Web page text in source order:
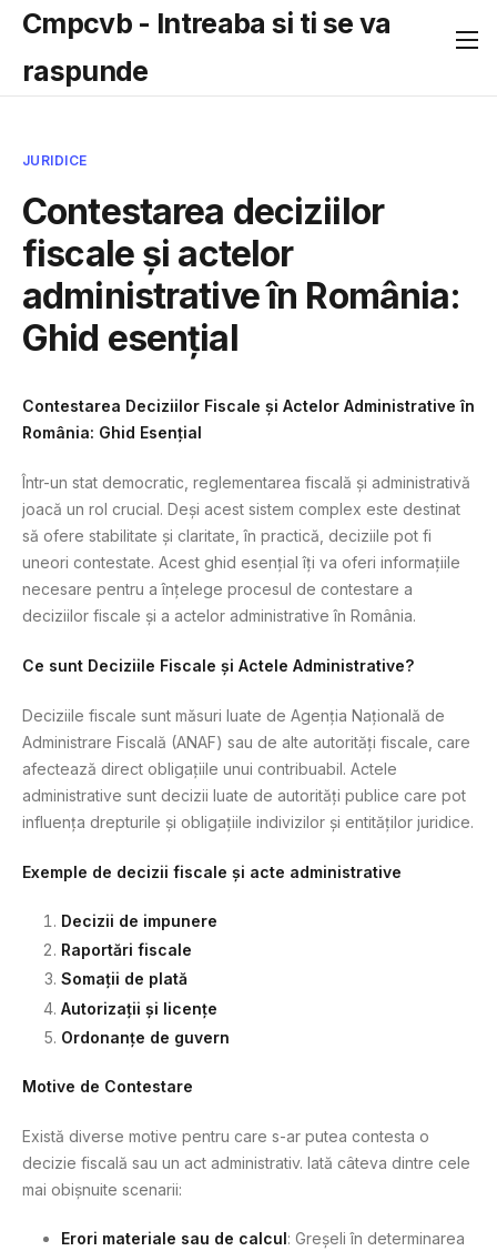
Cmpcvb - Intreaba si ti se va
raspunde
JURIDICE
Contestarea deciziilor
fiscale și actelor
administrative în România:
Ghid esențial
Contestarea Deciziilor Fiscale și Actelor Administrative în
România: Ghid Esențial
Într-un stat democratic, reglementarea fiscală și administrativă
joacă un rol crucial. Deși acest sistem complex este destinat
să ofere stabilitate și claritate, în practică, deciziile pot fi
uneori contestate. Acest ghid esențial îți va oferi informațiile
necesare pentru a înțelege procesul de contestare a
deciziilor fiscale și a actelor administrative în România.
Ce sunt Deciziile Fiscale și Actele Administrative?
Deciziile fiscale sunt măsuri luate de Agenția Națională de
Administrare Fiscală (ANAF) sau de alte autorități fiscale, care
afectează direct obligațiile unui contribuabil. Actele
administrative sunt decizii luate de autorități publice care pot
influența drepturile și obligațiile indivizilor și entităților juridice.
Exemple de decizii fiscale și acte administrative
Decizii de impunere
Raportări fiscale
Somații de plată
Autorizații și licențe
Ordonanțe de guvern
Motive de Contestare
Există diverse motive pentru care s-ar putea contesta o
decizie fiscală sau un act administrativ. Iată câteva dintre cele
mai obișnuite scenarii:
Erori materiale sau de calcul: Greșeli în determinarea